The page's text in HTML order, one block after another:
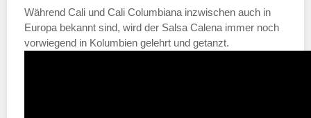
Während Cali und Cali Columbiana inzwischen auch in
Europa bekannt sind, wird der Salsa Calena immer noch
vorwiegend in Kolumbien gelehrt und getanzt.